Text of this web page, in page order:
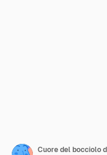
Cuore del bocciolo